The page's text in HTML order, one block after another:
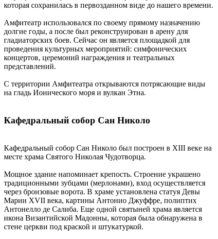
которая сохранилась в первозданном виде до нашего времени.
Амфитеатр использовался по своему прямому назначению
долгие годы, а после был реконструирован в арену для
гладиаторских боев. Сейчас он является площадкой для
проведения культурных мероприятий: симфонических
концертов, церемоний награждения и театральных
представлений.
С территории Амфитеатра открываются потрясающие виды
на гладь Ионического моря и вулкан Этна.
Кафедральный собор Сан Николо
Кафедральный собор Сан Николо был построен в XIII веке на
месте храма Святого Николая Чудотворца.
Мощное здание напоминает крепость. Строение украшено
традиционными зубцами (мерлонами), вход осуществляется
через бронзовые ворота. В храме установлена статуя Девы
Марии XVII века, картины Антонио Джуффре, полиптих
Антонелло де Салиба. Еще одной святыней храма является
икона Византийской Мадонны, которая была обнаружена в
стене церкви под краской и штукатуркой.